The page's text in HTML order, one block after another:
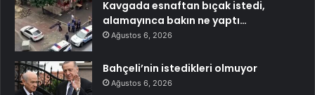
Kavgada esnaftan bıçak istedi,
alamayınca bakın ne yaptı…
Ağustos 6, 2026
Bahçeli’nin istedikleri olmuyor
Ağustos 6, 2026